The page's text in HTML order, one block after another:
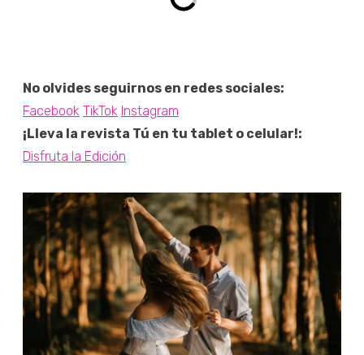
No olvides seguirnos en redes sociales:
Facebook TikTok Instagram
¡Lleva la revista Tú en tu tablet o celular!:
Disfruta la Edición